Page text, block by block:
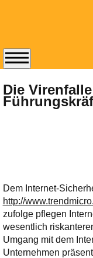
Die
Dem Internet-
http://
zufolge pflegen
wesentlich
Umgang mit dem
Unternehmen
Abonnieren
14-tägig
erscheinenden
Newsletter von
bereithält!
Wie z.B.
GMail,
oder auch
KuNoMail, usw.